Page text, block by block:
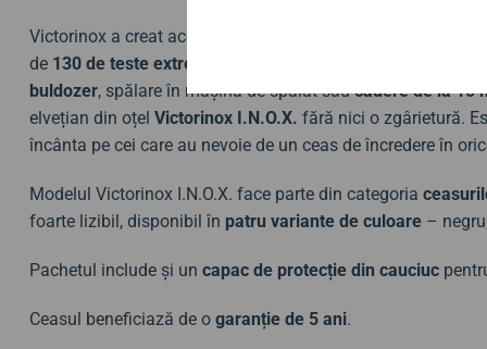
Victorinox a creat acest ceas pentru a celebra 130 de ani
de 130 de teste extreme
buldozer, spălare în mașina de spălat sau cădere de la 10
elvețian din oțel Victorinox I.N.O.X. fără nici o zgârietură.
încânta pe cei care au nevoie de un ceas de încredere în
Modelul Victorinox I.N.O.X. face parte din categoria
foarte lizibil, disponibil în patru variante de culoare –
Pachetul include și un capac de protecție din cauciuc
Ceasul beneficiază de o garanție de 5 ani.